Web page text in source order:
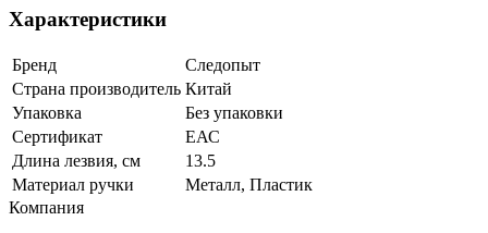
Характеристики
Бренд
Следопыт
Страна производитель Китай
Упаковка
Без упаковки
Сертификат
ЕАС
Длина лезвия, см
13.5
Материал ручки
Металл, Пластик
Компания